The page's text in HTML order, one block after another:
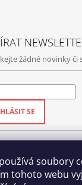
soubory
tohoto webu
žádné novinky či
SE